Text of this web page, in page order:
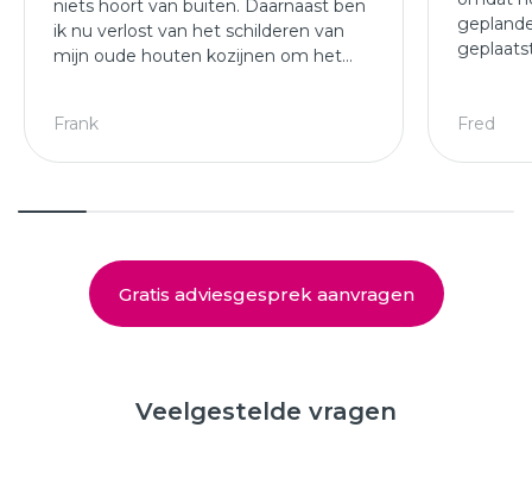
niets hoort van buiten. Daarnaast ben
ik nu verlost van het schilderen van
mijn oude houten kozijnen om het
deuren hebben geplaatst.
Frank
Fred
Gratis adviesgesprek aanvragen
Veelgestelde vragen